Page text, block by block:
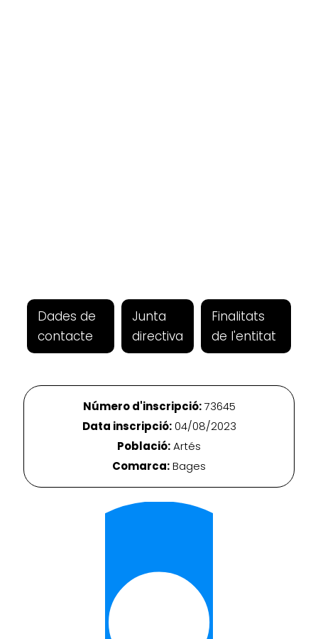
Dades de
contacte
Junta
directiva
Finalitats
de l'entitat
Número d'inscripció:73645
Data inscripció:04/08/2023
Població:Artés
Comarca:Bages